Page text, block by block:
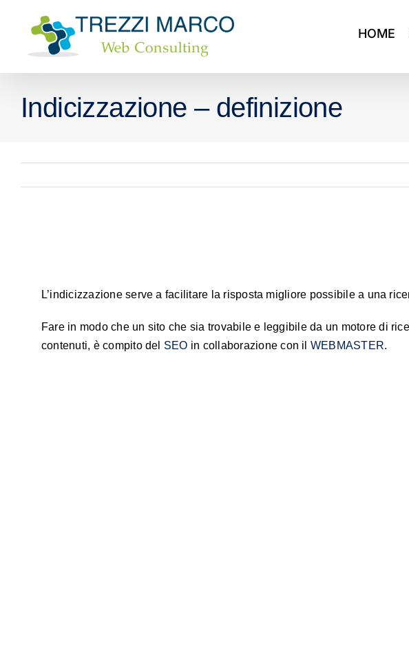
contenuto
HOME
Indicizzazione – definizione
L’indicizzazione serve a facilitare la risposta migliore possibile a una
Fare in modo che un sito che sia trovabile e leggibile da un motore di
contenuti, è compito del SEO in collaborazione con il WEBMASTER.